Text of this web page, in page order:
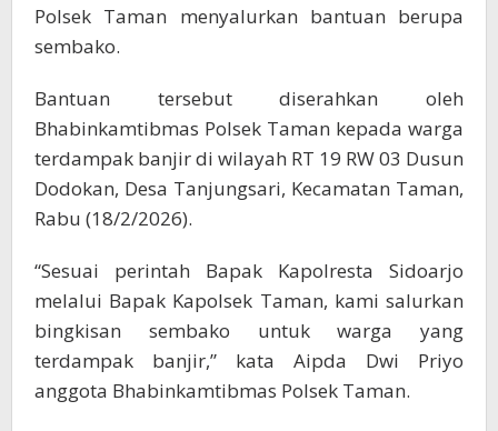
Polsek Taman menyalurkan bantuan berupa
sembako.
Bantuan tersebut diserahkan oleh
Bhabinkamtibmas Polsek Taman kepada warga
terdampak banjir di wilayah RT 19 RW 03 Dusun
Dodokan, Desa Tanjungsari, Kecamatan Taman,
Rabu (18/2/2026).
“Sesuai perintah Bapak Kapolresta Sidoarjo
melalui Bapak Kapolsek Taman, kami salurkan
bingkisan sembako untuk warga yang
terdampak banjir,” kata Aipda Dwi Priyo
anggota Bhabinkamtibmas Polsek Taman.